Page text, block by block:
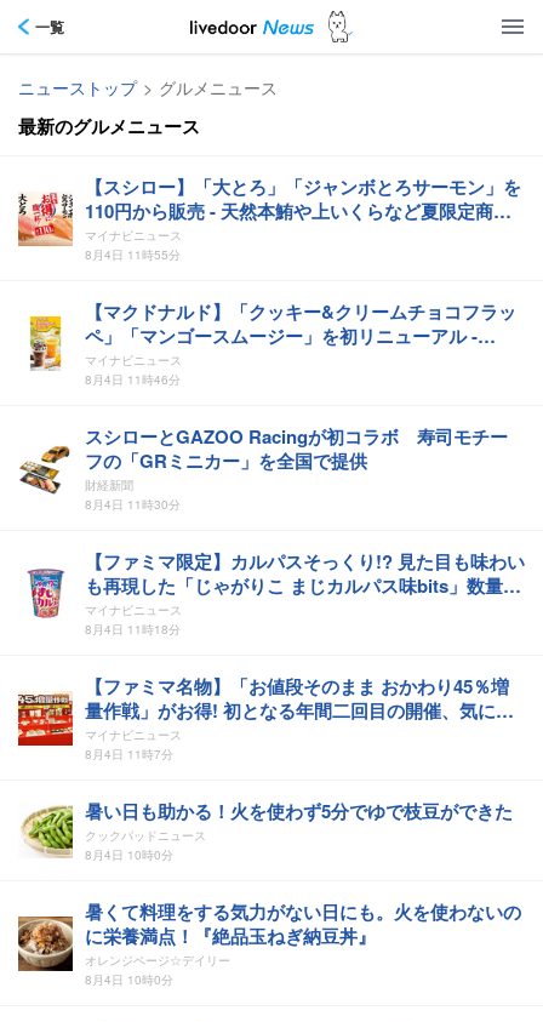
一覧
ニューストップ > グルメニュース
最新のグルメニュース
【スシロー】「大とろ」「ジャンボとろサーモン」を
110円から販売 - 天然本鮪や上いくらなど夏限定商品
も
マイナビニュース
8月4日 11時55分
【マクドナルド】「クッキー&クリームチョコフラッ
ペ」「マンゴースムージー」を初リニューアル -
TVCMにはHANAのJISOO・YURIが登場
マイナビニュース
8月4日 11時46分
スシローとGAZOO Racingが初コラボ 寿司モチー
フの「GRミニカー」を全国で提供
財経新聞
8月4日 11時30分
【ファミマ限定】カルパスそっくり!? 見た目も味わい
も再現した「じゃがりこ まじカルパス味bits」数量限
定で発売
マイナビニュース
8月4日 11時18分
【ファミマ名物】「お値段そのまま おかわり45％増
量作戦」がお得! 初となる年間二回目の開催、気にな
るラインナップ全13商品を一挙紹介
マイナビニュース
8月4日 11時7分
暑い日も助かる！火を使わず5分でゆで枝豆ができた
クックパッドニュース
8月4日 10時0分
暑くて料理をする気力がない日にも。火を使わないの
に栄養満点！『絶品玉ねぎ納豆丼』
オレンジページ☆デイリー
8月4日 10時0分